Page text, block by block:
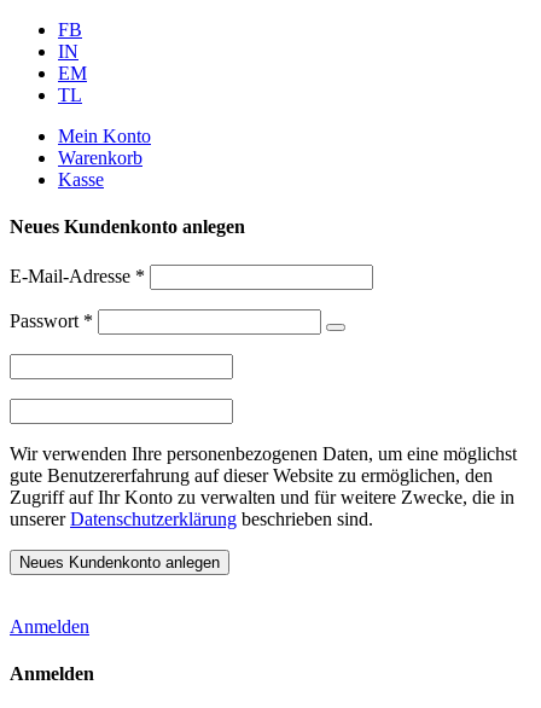
Weiter
zum
Inhalt
FB
IN
EM
TL
Mein Konto
Warenkorb
Kasse
Neues Kundenkonto anlegen
E-Mail-Adresse *
Passwort *
Wir verwenden Ihre personenbezogenen Daten, um eine möglichst
gute Benutzererfahrung auf dieser Website zu ermöglichen, den
Zugriff auf Ihr Konto zu verwalten und für weitere Zwecke, die in
unsererDatenschutzerklärung beschrieben sind.
Anmelden
Anmelden